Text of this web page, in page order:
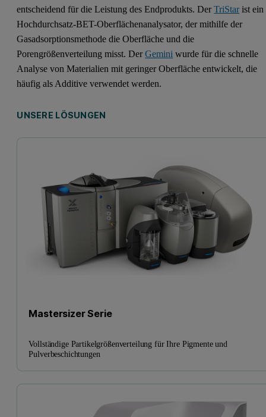
entscheidend für die Leistung des Endprodukts. DerTriStarist ein
Hochdurchsatz-BET-Oberflächenanalysator, der mithilfe der
Gasadsorptionsmethode die Oberfläche und die
Porengrößenverteilung misst. DerGemini wurde für die schnelle
Analyse von Materialien mit geringer Oberfläche entwickelt, die
häufig als Additive verwendet werden.
UNSERE LÖSUNGEN
Mastersizer Serie
Vollständige Partikelgrößenverteilung für Ihre Pigmente und
Pulverbeschichtungen